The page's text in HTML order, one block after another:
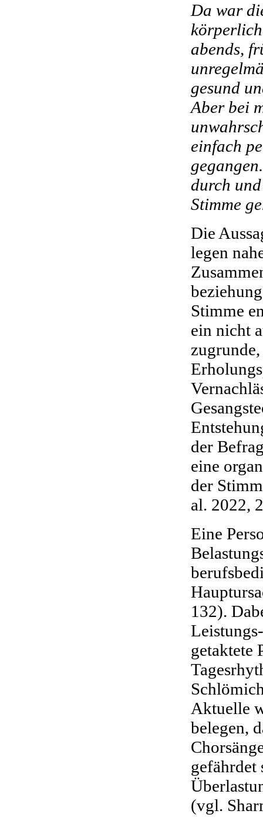
Da war
abends,
gesund
Aber bei
einfach
durch
Stimme
Die
legen
Stimme
ein nicht
der
eine
der
al. 2022,
Eine
132).
getaktete
Aktuelle
belegen,
gefährdet
(vgl.